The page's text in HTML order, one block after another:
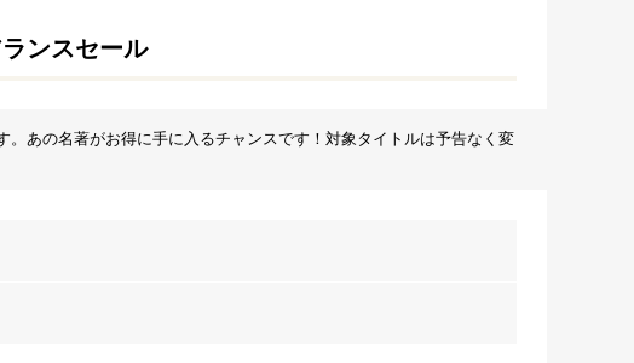
ンスセール
あの名著がお得に手に入るチャンスです！対象タイトルは予告なく変